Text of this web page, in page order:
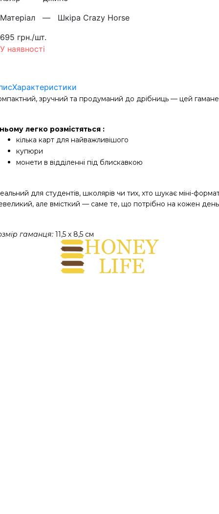
Матерiал — Шкіра Crazy Horse
695 грн./шт.
У наявності
Характеристики
зручний та продуманий до дрібниць — цей
легко розмістяться :
кілька карт для найважливішого
купюри
монети в відділенні під блискавкою
для студентів, школярів чи тих, хто шукає міні-
але вмісткий — саме те, що потрібно на кожен
гаманця: 11,5 х 8,5 см